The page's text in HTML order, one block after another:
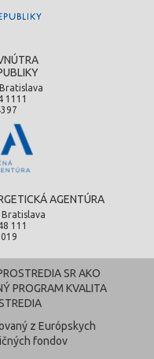
1111
AGENTÚRA
Bratislava
111
SR AKO
PROGRAM KVALITA
z Európskych
fondov